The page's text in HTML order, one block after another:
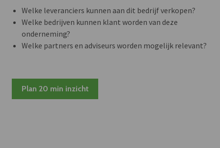
Welke leveranciers kunnen aan dit bedrijf verkopen?
Welke bedrijven kunnen klant worden van deze
onderneming?
Welke partners en adviseurs worden mogelijk relevant?
Plan 20 min inzicht